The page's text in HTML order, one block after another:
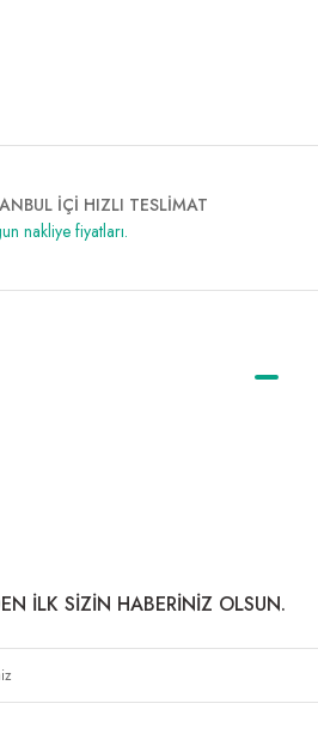
İÇİ HIZLI TESLİMAT
nakliye fiyatları.
İLK SİZİN HABERİNİZ OLSUN.